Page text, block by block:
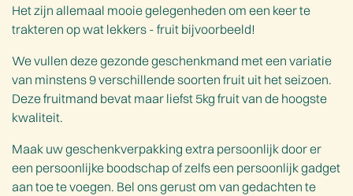
Het zijn allemaal mooie gelegenheden om een keer te
trakteren op wat lekkers - fruit bijvoorbeeld!
We vullen deze gezonde geschenkmand met een variatie
van minstens 9 verschillende soorten fruit uit het seizoen.
Deze fruitmand bevat maar liefst 5kg fruit van de hoogste
kwaliteit.
Maak uw geschenkverpakking extra persoonlijk door er
een persoonlijke boodschap of zelfs een persoonlijk gadget
aan toe te voegen. Bel ons gerust om van gedachten te